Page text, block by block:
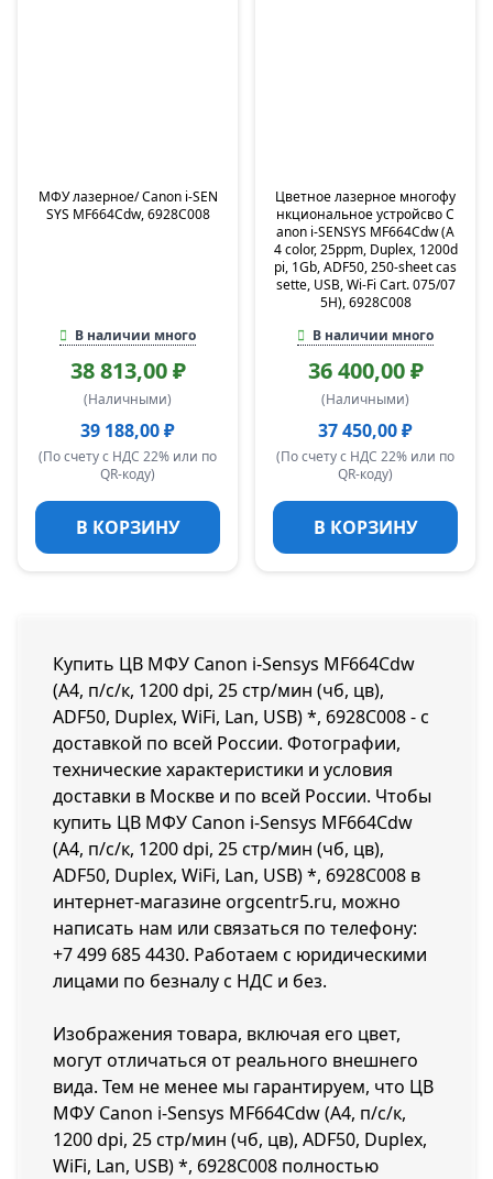
МФУ лазерное/ Canon i-SEN
SYS MF664Cdw, 6928C008
В наличии много
38 813,00 ₽
(Наличными)
39 188,00 ₽
(По счету с НДС 22% или по
QR-коду)
В КОРЗИНУ
Цветное лазерное многофу
нкциональное устройсво C
anon i-SENSYS MF664Cdw (A
4 color, 25ppm, Duplex, 1200d
pi, 1Gb, ADF50, 250-sheet cas
sette, USB, Wi-Fi Cart. 075/07
5H), 6928C008
В наличии много
36 400,00 ₽
(Наличными)
37 450,00 ₽
(По счету с НДС 22% или по
QR-коду)
В КОРЗИНУ
Купить ЦВ МФУ Canon i-Sensys MF664Сdw
(А4, п/с/к, 1200 dpi, 25 стр/мин (чб, цв),
ADF50, Duplex, WiFi, Lan, USB) *, 6928C008 - с
доставкой по всей России. Фотографии,
технические характеристики и условия
доставки в Москве и по всей России. Чтобы
купить ЦВ МФУ Canon i-Sensys MF664Сdw
(А4, п/с/к, 1200 dpi, 25 стр/мин (чб, цв),
ADF50, Duplex, WiFi, Lan, USB) *, 6928C008 в
интернет-магазине orgcentr5.ru, можно
написать нам или связаться по телефону:
+7 499 685 4430. Работаем с юридическими
лицами по безналу с НДС и без.
Изображения товара, включая его цвет,
могут отличаться от реального внешнего
вида. Тем не менее мы гарантируем, что ЦВ
МФУ Canon i-Sensys MF664Сdw (А4, п/с/к,
1200 dpi, 25 стр/мин (чб, цв), ADF50, Duplex,
WiFi, Lan, USB) *, 6928C008 полностью